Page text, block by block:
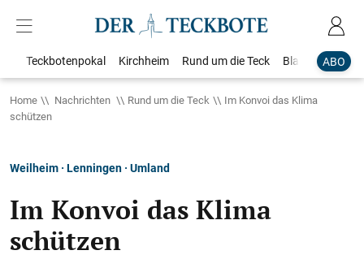
ABO
Teckbotenpokal Kirchheim Rund um die Teck Blaulicht
Home Nachrichten Rund um die Teck
Im Konvoi das Klima
schützen
Weilheim · Lenningen · Umland
Im Konvoi das Klima
schützen